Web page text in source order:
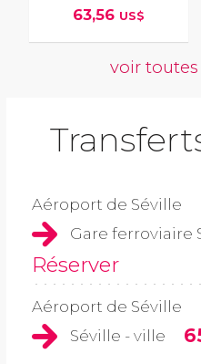
63,56 US$
voir
Aéroport de Séville
Gare ferroviaire
Réserver
Aéroport de Séville
Séville - ville